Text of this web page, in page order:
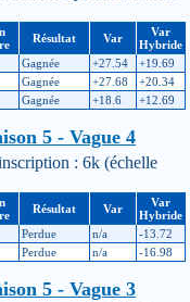
Résultat Var
Var
Hybride
Gagnée +27.54
+19.69
Gagnée +27.68
+20.34
Gagnée +18.6 +12.69
5 - Vague 4
: 6k (échelle
Résultat Var
Var
Hybride
Perdue n/a
-13.72
Perdue n/a -16.98
5 - Vague 3